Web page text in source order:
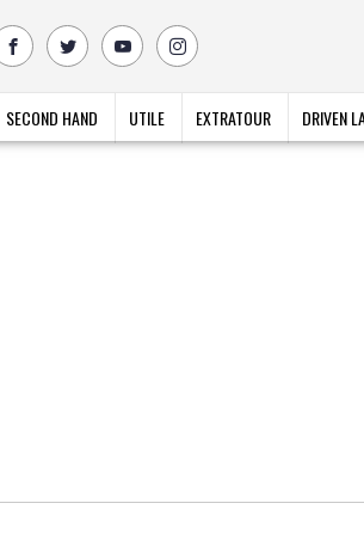
SECOND HAND UTILE EXTRATOUR DRIVEN